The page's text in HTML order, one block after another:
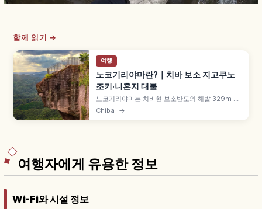
함께 읽기 →
여행
노코기리야마란?｜치바 보소 지고쿠노
조키·니혼지 대불
노코기리야마는 치바현 보소반도의 해발 329m 산
으로, 톱날처럼 깎인 채석장 흔적이 매력입니다. 깎
Chiba →
여행자에게 유용한 정보
Wi-Fi와 시설 정보